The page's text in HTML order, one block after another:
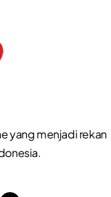
yang menjadi rekan